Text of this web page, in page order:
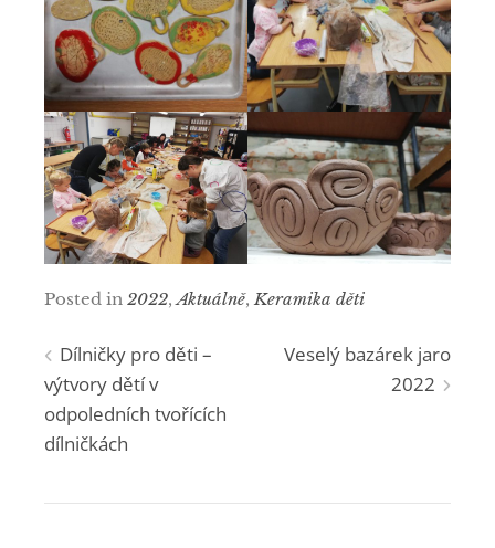
Posted in 2022, Aktuálně, Keramika děti
Navigace
pro
příspěvek
Dílničky pro děti –
výtvory dětí v
odpoledních tvořících
dílničkách
Veselý bazárek jaro
2022